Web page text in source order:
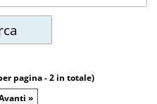
pagina - 2 in totale)
»